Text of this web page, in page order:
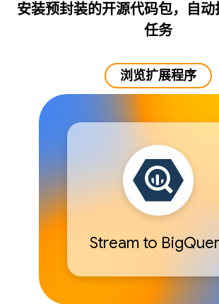
安装预封装的开源代码包，自
任务
浏览扩展程序
Stream to